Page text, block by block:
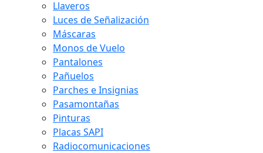
Llaveros
Luces de Señalización
Máscaras
Monos de Vuelo
Pantalones
Pañuelos
Parches e Insignias
Pasamontañas
Pinturas
Placas SAPI
Radiocomunicaciones